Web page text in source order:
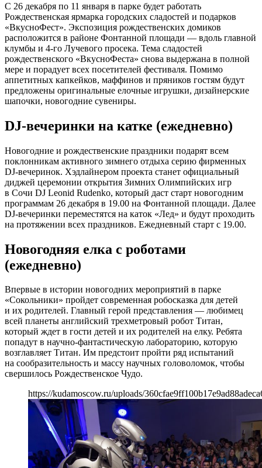
С 26 декабря по 11 января в парке будет работать
Рождественская ярмарка городских сладостей и подарков
«ВкусноФест». Экспозиция рождественских домиков
расположится в районе Фонтанной площади — вдоль главной
клумбы и 4-го Лучевого просека. Тема сладостей
рождественского «ВкусноФеста» снова выдержана в полной
мере и порадует всех посетителей фестиваля. Помимо
аппетитных капкейков, маффинов и пряников гостям будут
предложены оригинальные елочные игрушки, дизайнерские
шапочки, новогодние сувениры.
DJ-вечеринки на катке (ежедневно)
Новогодние и рождественские праздники подарят всем
поклонникам активного зимнего отдыха серию фирменных
DJ-вечеринок. Хэдлайнером проекта станет официальный
диджей церемонии открытия Зимних Олимпийских игр
в Сочи DJ Leonid Rudenko, который даст старт новогодним
программам 26 декабря в 19.00 на Фонтанной площади. Далее
DJ-вечеринки переместятся на каток «Лед» и будут проходить
на протяжении всех праздников. Ежедневный старт с 19.00.
Новогодняя елка с роботами
(ежедневно)
Впервые в истории новогодних мероприятий в парке
«Сокольники» пройдет современная робосказка для детей
и их родителей. Главный герой представления — любимец
всей планеты английский трехметровый робот Титан,
который ждет в гости детей и их родителей на елку. Ребята
попадут в научно-фантастическую лабораторию, которую
возглавляет Титан. Им предстоит пройти ряд испытаний
на сообразительность и массу научных головоломок, чтобы
свершилось Рождественское Чудо.
https://kudamoscow.ru/uploads/